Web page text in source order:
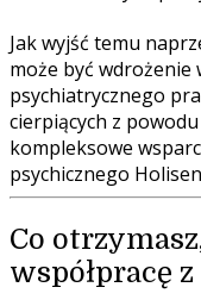
Jak wyjść temu
może być wdrożenie
psychiatrycznego
cierpiących z
kompleksowe
psychicznego
Co
współpracę